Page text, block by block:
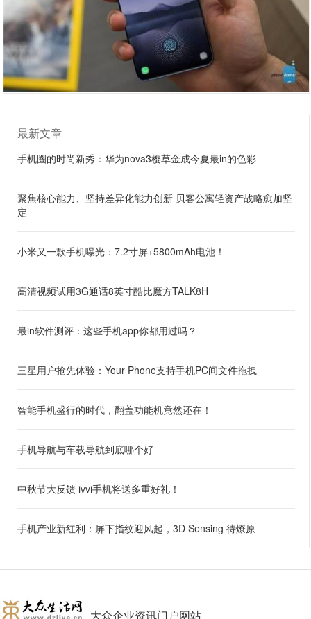
最新文章
手机圈的时尚新秀：华为nova3樱草金成今夏最in的色彩
聚焦核心能力、坚持差异化能力创新 贝客公寓轻资产战略愈加坚
定
小米又一款手机曝光：7.2寸屏+5800mAh电池！
高清视频试用3G通话8英寸酷比魔方TALK8H
最in软件测评：这些手机app你都用过吗？
三星用户抢先体验：Your Phone支持手机PC间文件拖拽
智能手机盛行的时代，翻盖功能机竟然还在！
手机导航与车载导航到底哪个好
中秋节大反馈 ivvi手机将送多重好礼！
手机产业新红利：屏下指纹迎风起，3D Sensing 待燎原
大众企业资讯门户网站